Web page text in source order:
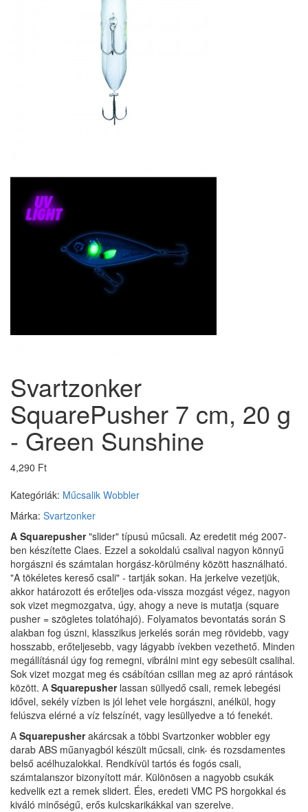
Svartzonker
SquarePusher 7 cm, 20 g
- Green Sunshine
4,290 Ft
Kategóriák: Műcsalik Wobbler
Márka: Svartzonker
A Squarepusher"slider" típusú műcsali. Az eredetit még 2007-
ben készítette Claes. Ezzel a sokoldalú csalival nagyon könnyű
horgászni és számtalan horgász-körülmény között használható.
"A tökéletes kereső csali" - tartják sokan. Ha jerkelve vezetjük,
akkor határozott és erőteljes oda-vissza mozgást végez, nagyon
sok vizet megmozgatva, úgy, ahogy a neve is mutatja (square
pusher = szögletes tolatóhajó). Folyamatos bevontatás során S
alakban fog úszni, klasszikus jerkelés során meg rövidebb, vagy
hosszabb, erőteljesebb, vagy lágyabb ívekben vezethető. Minden
megállításnál úgy fog remegni, vibrálni mint egy sebesült csalihal.
Sok vizet mozgat meg és csábítóan csillan meg az apró rántások
között. A Squarepusher lassan süllyedő csali, remek lebegési
idővel, sekély vízben is jól lehet vele horgászni, anélkül, hogy
felúszva elérné a víz felszínét, vagy lesüllyedve a tó fenekét.
A Squarepusherakárcsak a többi Svartzonker wobbler egy
darab ABS műanyagból készült műcsali, cink- és rozsdamentes
belső acélhuzalokkal. Rendkívül tartós és fogós csali,
számtalanszor bizonyított már. Különösen a nagyobb csukák
kedvelik ezt a remek slidert. Éles, eredeti VMC PS horgokkal és
kiváló minőségű, erős kulcskarikákkal van szerelve.